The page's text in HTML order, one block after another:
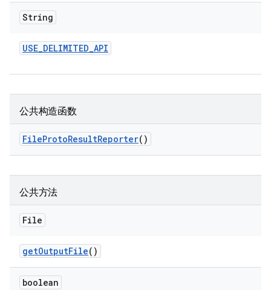
String
USE_DELIMITED_API
公共构造函数
FileProtoResultReporter()
公共方法
File
getOutputFile()
boolean